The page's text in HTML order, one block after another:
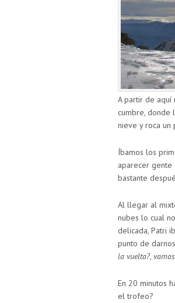
A partir de aquí
cumbre, donde
nieve y roca un
Íbamos los
aparecer gente
bastante
Al llegar al
nubes lo cual
delicada, Patri
punto de
la vuelta?,
En 20 minutos
el trofeo?